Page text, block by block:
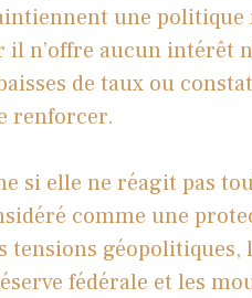
une
n’offre aucun intérêt
de taux ou
renforcer.
si elle ne réagit pas
comme une
tensions géopolitiques,
fédérale et les